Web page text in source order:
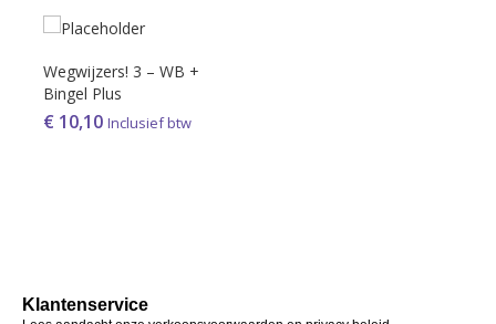
Wegwijzers! 3 – WB +
Bingel Plus
€ 10,10 Inclusief btw
Klantenservice